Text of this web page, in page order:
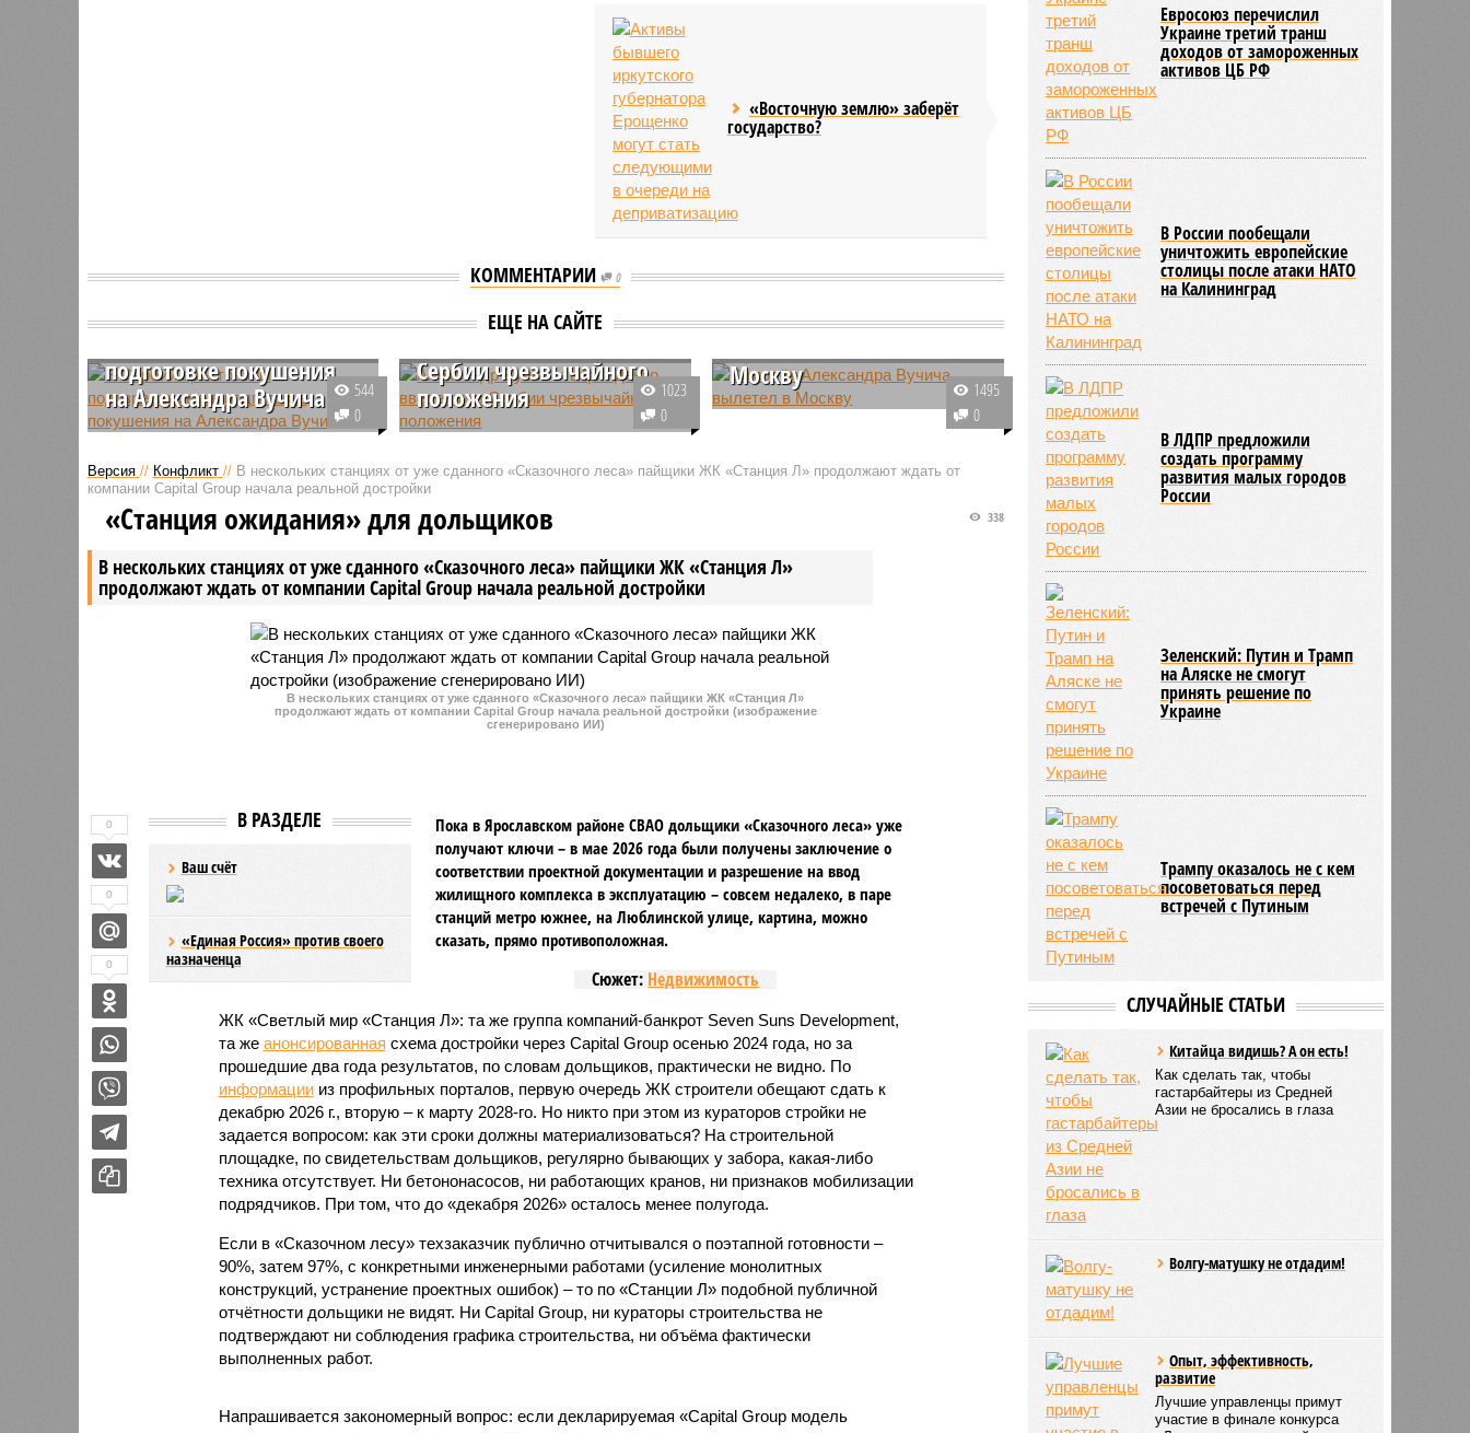
«Восточную землю» заберёт
государство?
КОММЕНТАРИИ 0
ЕЩЕ НА САЙТЕ
В Сербии арестованы
подготовке покушения
на Александра Вучича
Высший суд города Кралево
30 дней двоих мужчин,
задержанных по подозрению в
подготовке насильственного
покушения на президента
Александра Вучича и членов его
544
0
Александр Вучич отверг
идею о введении в
Сербии чрезвычайного
положения
Президент Сербии Александр
введения в стране
несмотря на продолжающиеся
беспорядки.
1023
0
Самолёт Александра
Москву
Президент Сербии Александр
Вучич отправился в Москву для
Победы. Сербский лидер
традиционном параде Победы на
1495
0
Версия // Конфликт // В нескольких станциях от уже сданного «Сказочного леса» пайщики ЖК «Станция Л» продолжают ждать от
компании Capital Group начала реальной достройки
В нескольких станциях от уже сданного «Сказочного леса» пайщики ЖК «Станция Л»
продолжают ждать от компании Capital Group начала реальной достройки
338
«Станция ожидания» для дольщиков
В нескольких станциях от уже сданного «Сказочного леса» пайщики ЖК «Станция Л»
продолжают ждать от компании Capital Group начала реальной достройки (изображение
сгенерировано ИИ)
В РАЗДЕЛЕ
Ваш счёт
«Единая Россия» против своего
назначенца
Пока в Ярославском районе СВАО дольщики «Сказочного леса» уже
получают ключи – в мае 2026 года были получены заключение о
соответствии проектной документации и разрешение на ввод
жилищного комплекса в эксплуатацию – совсем недалеко, в паре
станций метро южнее, на Люблинской улице, картина, можно
сказать, прямо противоположная.
Сюжет: Недвижимость
ЖК «Светлый мир «Станция Л»: та же группа компаний-банкрот Seven Suns Development,
та же анонсированная схема достройки через Capital Group осенью 2024 года, но за
прошедшие два года результатов, по словам дольщиков, практически не видно. По
информациииз профильных порталов, первую очередь ЖК строители обещают сдать к
декабрю 2026 г., вторую – к марту 2028-го. Но никто при этом из кураторов стройки не
задается вопросом: как эти сроки должны материализоваться? На строительной
площадке, по свидетельствам дольщиков, регулярно бывающих у забора, какая-либо
техника отсутствует. Ни бетононасосов, ни работающих кранов, ни признаков мобилизации
подрядчиков. При том, что до «декабря 2026» осталось менее полугода.
Если в «Сказочном лесу» техзаказчик публично отчитывался о поэтапной готовности –
90%, затем 97%, с конкретными инженерными работами (усиление монолитных
конструкций, устранение проектных ошибок) – то по «Станции Л» подобной публичной
отчётности дольщики не видят. Ни Capital Group, ни кураторы строительства не
подтверждают ни соблюдения графика строительства, ни объёма фактически
выполненных работ.
Напрашивается закономерный вопрос: если декларируемая «Capital Group модель
0
0
0
Евросоюз перечислил
Украине третий транш
доходов от замороженных
активов ЦБ РФ
В России пообещали
уничтожить европейские
столицы после атаки НАТО
на Калининград
В ЛДПР предложили
создать программу
развития малых городов
России
Зеленский: Путин и Трамп
на Аляске не смогут
принять решение по
Украине
Трампу оказалось не с кем
посоветоваться перед
встречей с Путиным
СЛУЧАЙНЫЕ СТАТЬИ
Китайца видишь? А он есть!
Как сделать так, чтобы
гастарбайтеры из Средней
Азии не бросались в глаза
Волгу-матушку не отдадим!
Опыт, эффективность,
развитие
Лучшие управленцы примут
участие в финале конкурса